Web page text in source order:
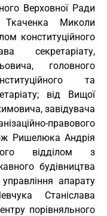
Верховної Ради
Миколи
конституційного
секретаріату,
головного
та
від Вищої
завідувача
правового
Ришелюка Андрія
відділом з
будівництва
апарату
Станіслава
порівняльного